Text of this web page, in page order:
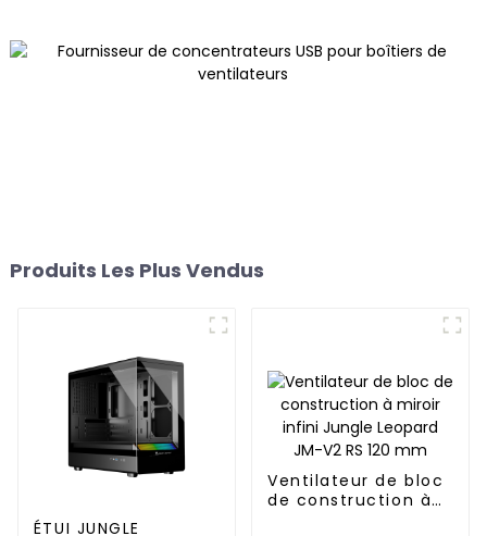
Produits Les Plus Vendus
ÉTUI JUNGLE
Ventilateur de bloc
de construction à